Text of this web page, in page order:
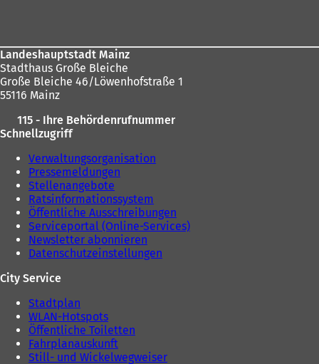
Landeshauptstadt Mainz
Stadthaus Große Bleiche
Große Bleiche 46/Löwenhofstraße 1
55116 Mainz
115 - Ihre Behördenrufnummer
Schnellzugriff
Verwaltungsorganisation
Pressemeldungen
Stellenangebote
Ratsinformationssystem
Öffentliche Ausschreibungen
Serviceportal (Online-Services)
Newsletter abonnieren
Datenschutzeinstellungen
City Service
Stadtplan
WLAN-Hotspots
Öffentliche Toiletten
Fahrplanauskunft
Still- und Wickelwegweiser